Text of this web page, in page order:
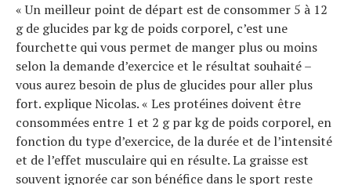
« Un meilleur point de départ est de consommer 5 à 12
g de glucides par kg de poids corporel, c’est une
fourchette qui vous permet de manger plus ou moins
selon la demande d’exercice et le résultat souhaité –
vous aurez besoin de plus de glucides pour aller plus
fort. explique Nicolas. « Les protéines doivent être
consommées entre 1 et 2 g par kg de poids corporel, en
fonction du type d’exercice, de la durée et de l’intensité
et de l’effet musculaire qui en résulte. La graisse est
souvent ignorée car son bénéfice dans le sport reste